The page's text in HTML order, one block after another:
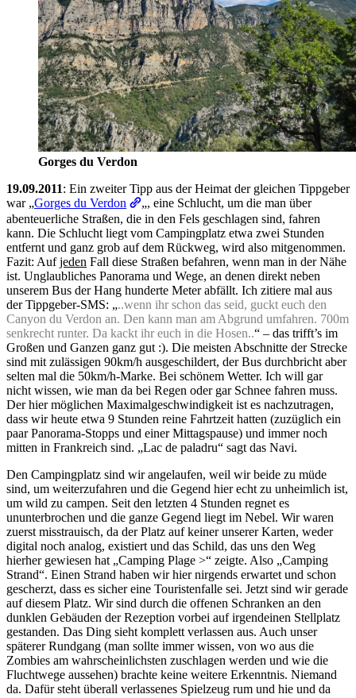
Gorges du Verdon
19.09.2011: Ein zweiter Tipp aus der Heimat der gleichen Tippgeber
war „Gorges du Verdon
„, eine Schlucht, um die man über
abenteuerliche Straßen, die in den Fels geschlagen sind, fahren
kann. Die Schlucht liegt vom Campingplatz etwa zwei Stunden
entfernt und ganz grob auf dem Rückweg, wird also mitgenommen.
Fazit: Aufjeden Fall diese Straßen befahren, wenn man in der Nähe
ist. Unglaubliches Panorama und Wege, an denen direkt neben
unserem Bus der Hang hunderte Meter abfällt. Ich zitiere mal aus
der Tippgeber-SMS: „..wenn ihr schon das seid, guckt euch den
Canyon du Verdon an. Den kann man am Abgrund umfahren. 700m
senkrecht runter. Da kackt ihr euch in die Hosen..“ – das trifft’s im
Großen und Ganzen ganz gut :). Die meisten Abschnitte der Strecke
sind mit zulässigen 90km/h ausgeschildert, der Bus durchbricht aber
selten mal die 50km/h-Marke. Bei schönem Wetter. Ich will gar
nicht wissen, wie man da bei Regen oder gar Schnee fahren muss.
Der hier möglichen Maximalgeschwindigkeit ist es nachzutragen,
dass wir heute etwa 9 Stunden reine Fahrtzeit hatten (zuzüglich ein
paar Panorama-Stopps und einer Mittagspause) und immer noch
mitten in Frankreich sind. „Lac de paladru“ sagt das Navi.
Den Campingplatz sind wir angelaufen, weil wir beide zu müde
sind, um weiterzufahren und die Gegend hier echt zu unheimlich ist,
um wild zu campen. Seit den letzten 4 Stunden regnet es
ununterbrochen und die ganze Gegend liegt im Nebel. Wir waren
zuerst misstrauisch, da der Platz auf keiner unserer Karten, weder
digital noch analog, existiert und das Schild, das uns den Weg
hierher gewiesen hat „Camping Plage >“ zeigte. Also „Camping
Strand“. Einen Strand haben wir hier nirgends erwartet und schon
gescherzt, dass es sicher eine Touristenfalle sei. Jetzt sind wir gerade
auf diesem Platz. Wir sind durch die offenen Schranken an den
dunklen Gebäuden der Rezeption vorbei auf irgendeinen Stellplatz
gestanden. Das Ding sieht komplett verlassen aus. Auch unser
späterer Rundgang (man sollte immer wissen, von wo aus die
Zombies am wahrscheinlichsten zuschlagen werden und wie die
Fluchtwege aussehen) brachte keine weitere Erkenntnis. Niemand
da. Dafür steht überall verlassenes Spielzeug rum und hie und da